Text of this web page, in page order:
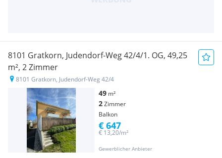
8101 Gratkorn, Judendorf-Weg 42/4/1. OG, 49,25
m², 2 Zimmer
8101 Gratkorn, Judendorf-Weg 42/4
49 m²
2Zimmer
Balkon
Gewerblicher Anbieter
€ 13,20/m²
€ 647